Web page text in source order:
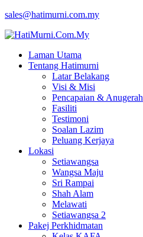
sales@hatimurni.com.my
Laman Utama
Tentang Hatimurni
Latar Belakang
Visi & Misi
Pencapaian & Anugerah
Fasiliti
Testimoni
Soalan Lazim
Peluang Kerjaya
Lokasi
Setiawangsa
Wangsa Maju
Sri Rampai
Shah Alam
Melawati
Setiawangsa 2
Pakej Perkhidmatan